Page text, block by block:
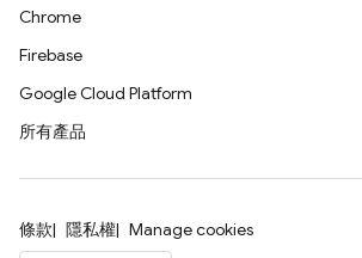
Chrome
Firebase
Google Cloud Platform
所有產品
條款 隱私權 Manage cookies